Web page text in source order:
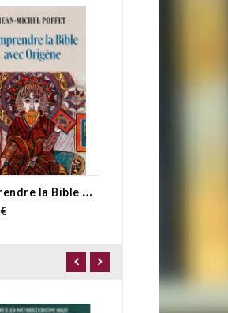
C
omprendre la Bible avec Origène